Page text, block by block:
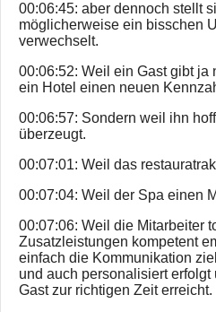
00:06:45: aber dennoch stellt
möglicherweise ein bisschen
verwechselt.
00:06:52: Weil ein Gast gibt ja
ein Hotel einen neuen
00:06:57: Sondern weil ihn
überzeugt.
00:07:01: Weil das
00:07:04: Weil der Spa einen
00:07:06: Weil die Mitarbeiter
Zusatzleistungen kompetent
einfach die Kommunikation
und auch personalisiert
Gast zur richtigen Zeit erreicht.